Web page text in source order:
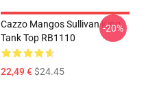
Cazzo Mangos Sullivan King
Tank Top RB1110
22,49 €$24.45
-20%